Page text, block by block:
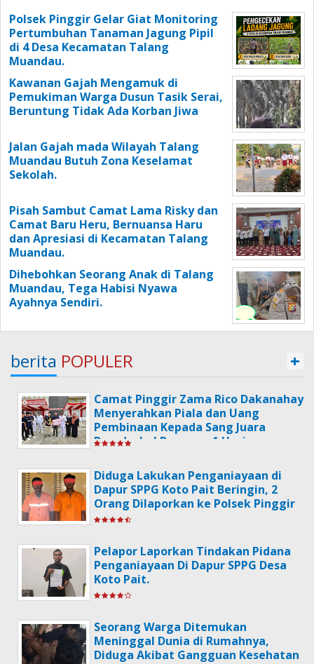
Polsek Pinggir Gelar Giat Monitoring
Pertumbuhan Tanaman Jagung Pipil
di 4 Desa Kecamatan Talang
Muandau.
Kawanan Gajah Mengamuk di
Pemukiman Warga Dusun Tasik Serai,
Beruntung Tidak Ada Korban Jiwa
Jalan Gajah mada Wilayah Talang
Muandau Butuh Zona Keselamat
Sekolah.
Pisah Sambut Camat Lama Risky dan
Camat Baru Heru, Bernuansa Haru
dan Apresiasi di Kecamatan Talang
Muandau.
Dihebohkan Seorang Anak di Talang
Muandau, Tega Habisi Nyawa
Ayahnya Sendiri.
berita POPULER +
Camat Pinggir Zama Rico Dakanahay
Menyerahkan Piala dan Uang
Pembinaan Kepada Sang Juara
Poradeskel Bermasa 1 Usai
Kemerdekaan RI Ke-79.
Diduga Lakukan Penganiayaan di
Dapur SPPG Koto Pait Beringin, 2
Orang Dilaporkan ke Polsek Pinggir
Pelapor Laporkan Tindakan Pidana
Penganiayaan Di Dapur SPPG Desa
Koto Pait.
Seorang Warga Ditemukan
Meninggal Dunia di Rumahnya,
Diduga Akibat Gangguan Kesehatan